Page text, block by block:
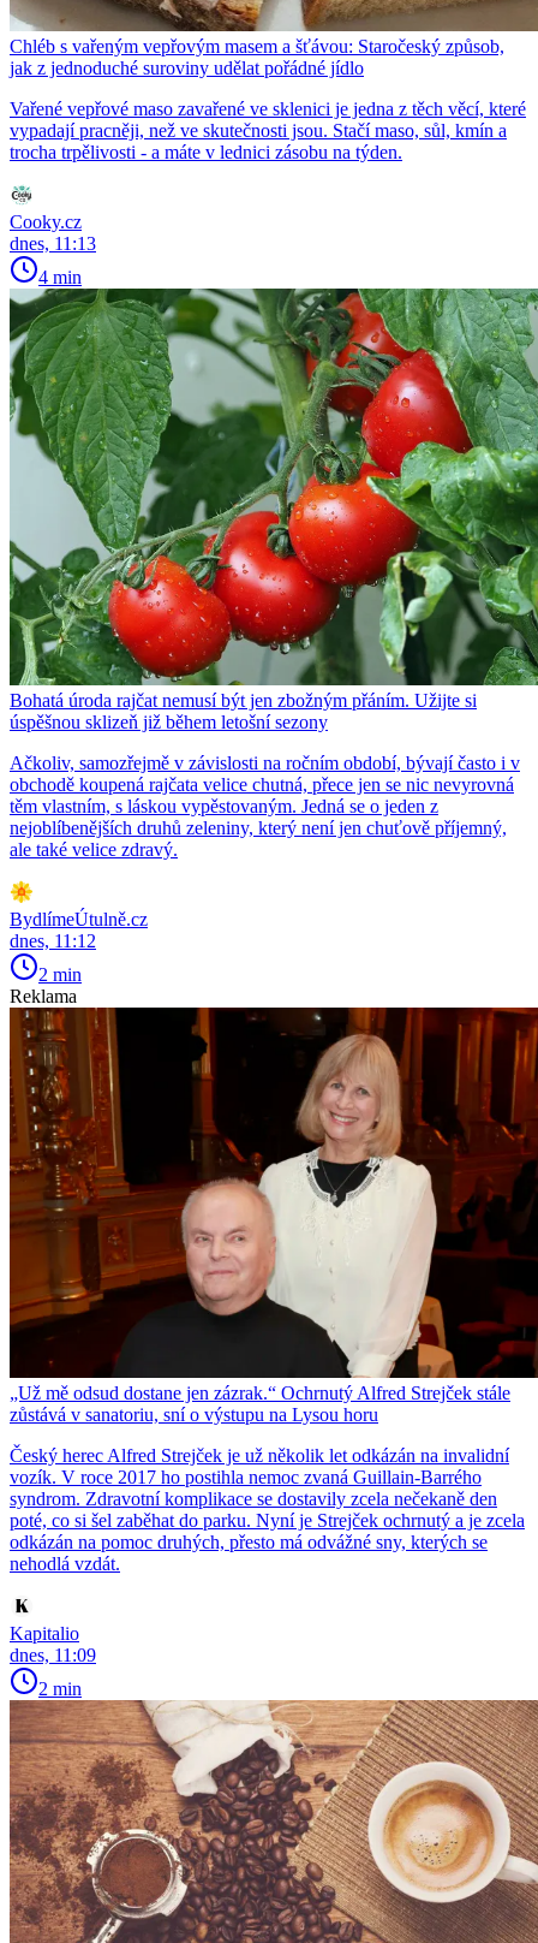
Chléb s vařeným vepřovým masem a šťávou: Staročeský způsob,
jak z jednoduché suroviny udělat pořádné jídlo
Vařené vepřové maso zavařené ve sklenici je jedna z těch věcí, které
vypadají pracněji, než ve skutečnosti jsou. Stačí maso, sůl, kmín a
trocha trpělivosti - a máte v lednici zásobu na týden.
Cooky.cz
dnes, 11:13
4 min
Bohatá úroda rajčat nemusí být jen zbožným přáním. Užijte si
úspěšnou sklizeň již během letošní sezony
Ačkoliv, samozřejmě v závislosti na ročním období, bývají často i v
obchodě koupená rajčata velice chutná, přece jen se nic nevyrovná
těm vlastním, s láskou vypěstovaným. Jedná se o jeden z
nejoblíbenějších druhů zeleniny, který není jen chuťově příjemný,
ale také velice zdravý.
BydlímeÚtulně.cz
dnes, 11:12
2 min
Reklama
„Už mě odsud dostane jen zázrak.“ Ochrnutý Alfred Strejček stále
zůstává v sanatoriu, sní o výstupu na Lysou horu
Český herec Alfred Strejček je už několik let odkázán na invalidní
vozík. V roce 2017 ho postihla nemoc zvaná Guillain-Barrého
syndrom. Zdravotní komplikace se dostavily zcela nečekaně den
poté, co si šel zaběhat do parku. Nyní je Strejček ochrnutý a je zcela
odkázán na pomoc druhých, přesto má odvážné sny, kterých se
nehodlá vzdát.
Kapitalio
dnes, 11:09
2 min